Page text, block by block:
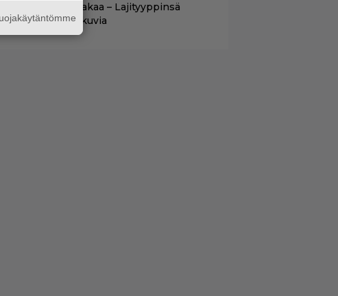
30 vuoden takaa – Lajityyppinsä
parhaita elokuvia